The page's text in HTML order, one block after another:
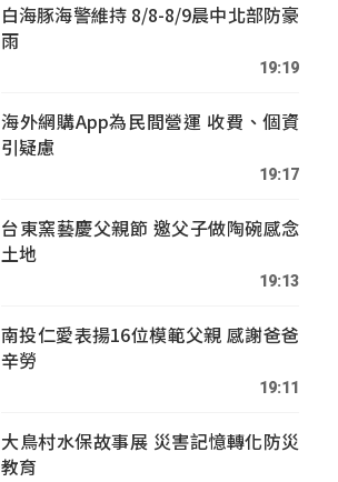
白海豚海警維持 8/8-8/9晨中北部防豪
雨
19:19
海外網購App為民間營運 收費、個資
引疑慮
19:17
台東窯藝慶父親節 邀父子做陶碗感念
土地
19:13
南投仁愛表揚16位模範父親 感謝爸爸
辛勞
19:11
大鳥村水保故事展 災害記憶轉化防災
教育